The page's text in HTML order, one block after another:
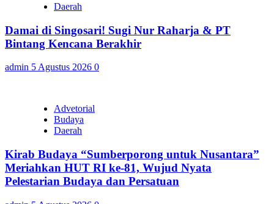
Daerah
Damai di Singosari! Sugi Nur Raharja & PT
Bintang Kencana Berakhir
admin 5 Agustus 2026 0
Advetorial
Budaya
Daerah
Kirab Budaya “Sumberporong untuk Nusantara”
Meriahkan HUT RI ke-81, Wujud Nyata
Pelestarian Budaya dan Persatuan